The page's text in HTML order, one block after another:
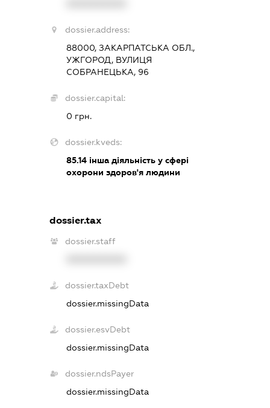
dossier.address:
88000, ЗАКАРПАТСЬКА ОБЛ.,
УЖГОРОД, ВУЛИЦЯ
СОБРАНЕЦЬКА, 96
dossier.capital:
0 грн.
dossier.kveds:
85.14 інша діяльність у сфері
охорони здоров'я людини
dossier.tax
dossier.staff
dossier.taxDebt
dossier.missingData
dossier.esvDebt
dossier.missingData
dossier.ndsPayer
dossier.missingData